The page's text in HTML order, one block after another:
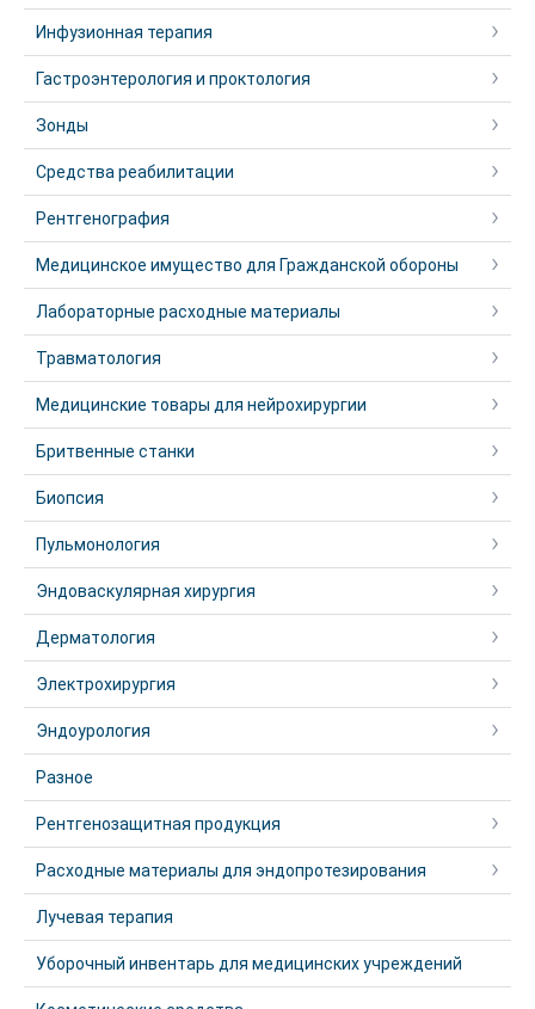
Инфузионная терапия
Гастроэнтерология и проктология
Зонды
Средства реабилитации
Рентгенография
Медицинское имущество для Гражданской обороны
Лабораторные расходные материалы
Травматология
Медицинские товары для нейрохирургии
Бритвенные станки
Биопсия
Пульмонология
Эндоваскулярная хирургия
Дерматология
Электрохирургия
Эндоурология
Разное
Рентгенозащитная продукция
Расходные материалы для эндопротезирования
Лучевая терапия
Уборочный инвентарь для медицинских учреждений